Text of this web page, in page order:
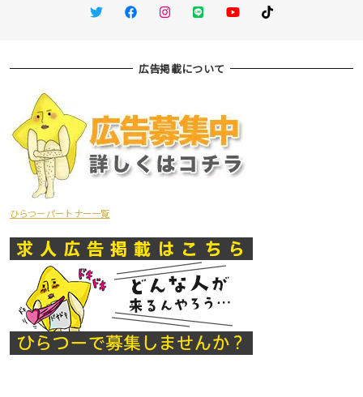
TwitterFacebookInstagram
LINE You TubeTikTok
広告掲載について
ひらつーパートナー一覧